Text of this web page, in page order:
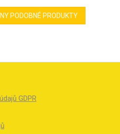
PODOBNÉ PRODUKTY
GDPR